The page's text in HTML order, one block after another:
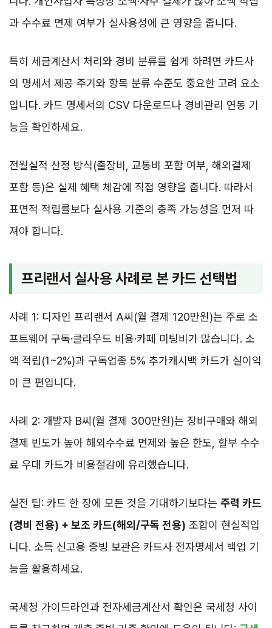
과 수수료 면제 여부가 실사용성에 큰 영향을 줍니다.
특히 세금계산서 처리와 경비 분류를 쉽게 하려면 카드사
의 명세서 제공 주기와 항목 분류 수준도 중요한 고려 요소
입니다. 카드 명세서의 CSV 다운로드나 경비관리 연동 기
능을 확인하세요.
전월실적 산정 방식(출장비, 교통비 포함 여부, 해외결제
포함 등)은 실제 혜택 체감에 직접 영향을 줍니다. 따라서
표면적 적립률보다 실사용 기준의 충족 가능성을 먼저 따
져야 합니다.
프리랜서 실사용 사례로 본 카드 선택법
사례 1: 디자인 프리랜서 A씨(월 결제 120만원)는 주로 소
프트웨어 구독·클라우드 비용·카페 미팅비가 많습니다. 소
액 적립(1~2%)과 구독업종 5% 추가캐시백 카드가 실이익
이 큰 편입니다.
사례 2: 개발자 B씨(월 결제 300만원)는 장비구매와 해외
결제 빈도가 높아 해외수수료 면제와 높은 한도, 할부 수수
료 우대 카드가 비용절감에 유리했습니다.
실전 팁: 카드 한 장에 모든 것을 기대하기보다는 주력 카드
(경비 전용) + 보조 카드(해외/구독 전용) 조합이 현실적입
니다. 소득 신고용 증빙 보관은 카드사 전자명세서 백업 기
능을 활용하세요.
국세청 가이드라인과 전자세금계산서 확인은 국세청 사이